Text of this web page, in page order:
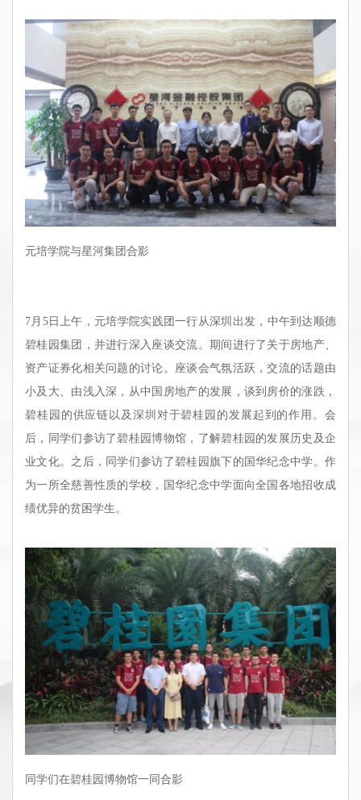
元培学院与星河集团合影
7月5日上午，元培学院实践团一行从深圳出发，中午到达顺德
碧桂园集团，并进行深入座谈交流。期间进行了关于房地产、
资产证券化相关问题的讨论。座谈会气氛活跃，交流的话题由
小及大、由浅入深，从中国房地产的发展，谈到房价的涨跌，
碧桂园的供应链以及深圳对于碧桂园的发展起到的作用。会
后，同学们参访了碧桂园博物馆，了解碧桂园的发展历史及企
业文化。之后，同学们参访了碧桂园旗下的国华纪念中学。作
为一所全慈善性质的学校，国华纪念中学面向全国各地招收成
绩优异的贫困学生。
同学们在碧桂园博物馆一同合影